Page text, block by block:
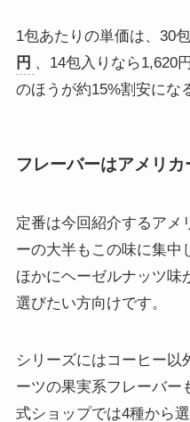
1包あたりの単価は、30
円 、14包入りなら1,620
のほうが約15%割安にな
フレーバーはアメリ
定番は今回紹介するアメ
ーの大半もこの味に集中
ほかにヘーゼルナッツ味
選びたい方向けです。
シリーズにはコーヒー以
ーツの果実系フレーバー
式ショップでは4種から